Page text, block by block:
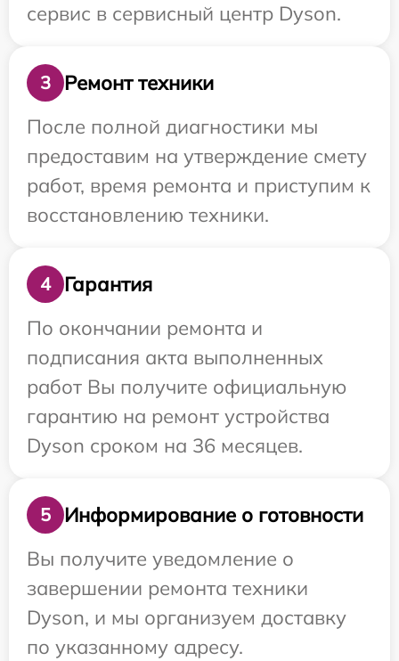
сервис в сервисный центр Dyson.
3
Ремонт техники
После полной диагностики мы
предоставим на утверждение смету
работ, время ремонта и приступим к
восстановлению техники.
4
Гарантия
По окончании ремонта и
подписания акта выполненных
работ Вы получите официальную
гарантию на ремонт устройства
Dyson сроком на 36 месяцев.
5
Информирование о готовности
Вы получите уведомление о
завершении ремонта техники
Dyson, и мы организуем доставку
по указанному адресу.